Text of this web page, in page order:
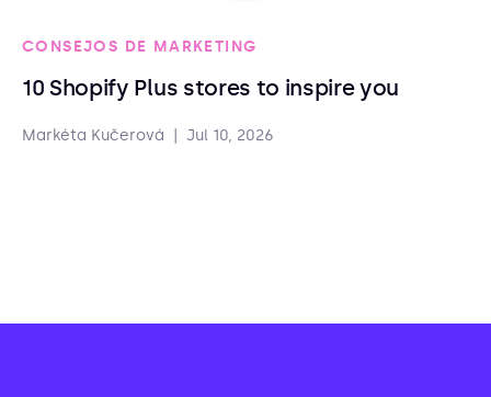
CONSEJOS DE MARKETING
10 Shopify Plus stores to inspire you
Markéta Kučerová Jul 10, 2026